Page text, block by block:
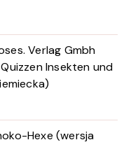
Verlag Gmbh
Insekten und
Hexe (wersja